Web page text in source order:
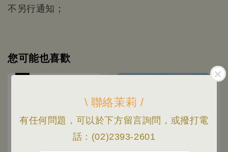
\ 聯絡茉莉 /
有任何問題，可以於下方留言詢問，或撥打電
話：(02)2393-2601
不另行通知；
您可能也喜歡